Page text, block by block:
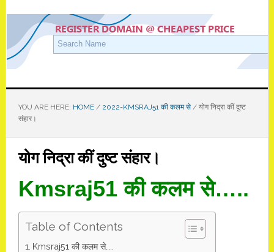
YOU ARE HERE: HOME / 2022-KMSRAJ51 की कलम से /योग निद्रा कीं दुष्ट
संहार।
योग निद्रा कीं दुष्ट संहार।
Kmsraj51 की कलम से…..
Table of Contents
Kmsraj51 की कलम से…..